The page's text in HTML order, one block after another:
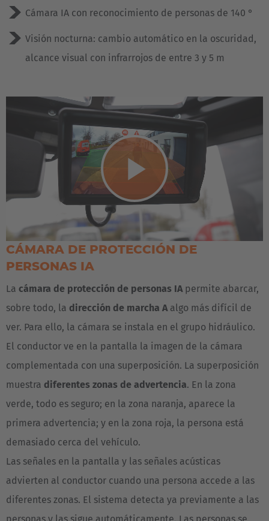
Español
Great Britain
Italia
Italiano
Luxembourg
Deutsch
Nederland
Österreich
Deutsch
Türkiye
Türkçe
Cámara IA con reconocimiento de personas de 140 °
Visión nocturna: cambio automático en la oscuridad,
alcance visual con infrarrojos de entre 3 y 5 m
Play
Video
CÁMARA DE PROTECCIÓN DE
PERSONAS IA
La cámara de protección de personas IApermite abarcar,
sobre todo, la dirección de marcha Aalgo más difícil de
ver. Para ello, la cámara se instala en el grupo hidráulico.
El conductor ve en la pantalla la imagen de la cámara
complementada con una superposición. La superposición
muestra diferentes zonas de advertencia. En la zona
verde, todo es seguro; en la zona naranja, aparece la
primera advertencia; y en la zona roja, la persona está
demasiado cerca del vehículo.
Las señales en la pantalla y las señales acústicas
advierten al conductor cuando una persona accede a las
diferentes zonas. El sistema detecta ya previamente a las